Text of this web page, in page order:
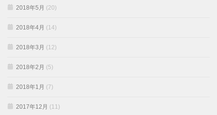
2018年5月 (20)
2018年4月 (14)
2018年3月 (12)
2018年2月 (5)
2018年1月 (7)
2017年12月 (11)